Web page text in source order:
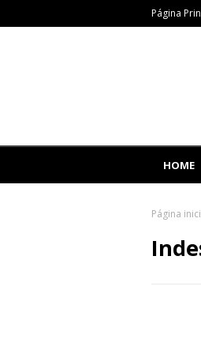
Página
HOME
Página